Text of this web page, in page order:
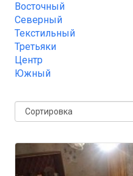
Восточный
Северный
Текстильный
Третьяки
Центр
Южный